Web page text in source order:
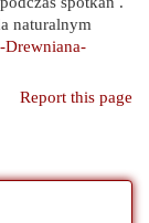
naturalnym
Drewniana-
Report this page